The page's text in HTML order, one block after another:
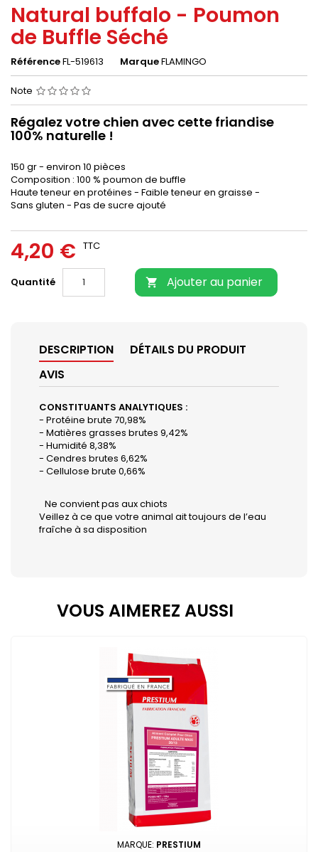
Natural buffalo - Poumon
de Buffle Séché
RéférenceFL-519613 MarqueFLAMINGO
Note
Régalez votre chien avec cette friandise
100% naturelle !
150 gr - environ 10 pièces
Composition : 100 % poumon de buffle
Haute teneur en protéines - Faible teneur en graisse -
Sans gluten - Pas de sucre ajouté
4,20 € TTC
Quantité  Ajouter au panier
DESCRIPTION
DÉTAILS DU PRODUIT
AVIS
CONSTITUANTS ANALYTIQUES :
- Protéine brute 70,98%
- Matières grasses brutes 9,42%
- Humidité 8,38%
- Cendres brutes 6,62%
- Cellulose brute 0,66%
Ne convient pas aux chiots
Veillez à ce que votre animal ait toujours de l’eau
fraîche à sa disposition
VOUS AIMEREZ AUSSI
MARQUE: PRESTIUM